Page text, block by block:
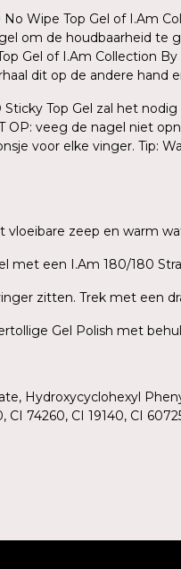
Wipe Top Gel of I.Am
om de houdbaarheid
Gel of I.Am Collection
dit op de andere hand
Top Gel zal het
OP: veeg de nagel niet
voor elke vinger. Tip:
vloeibare zeep en warm
met een I.Am 180/180
zitten. Trek met een
Gel Polish met
Hydroxycyclohexyl
CI 74260, CI 19140, CI